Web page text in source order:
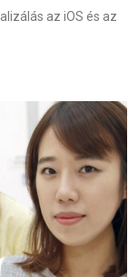
az iOS és az